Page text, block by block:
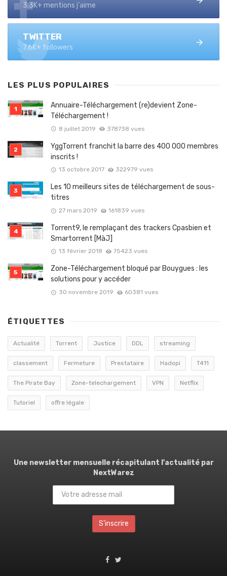
3.3K+ mentions j'aime
TWITTER
7.6K+ followers
LES PLUS POPULAIRES
Annuaire-Téléchargement (re)devient Zone-
Téléchargement !
8 juillet 2019 378738 vues
YggTorrent franchit la barre des 400 000 membres
inscrits !
13 octobre 2017 322979 vues
Les 10 meilleurs sites de téléchargement de sous-
titres
27 mars 2019 161839 vues
Torrent9, le remplaçant des trackers Cpasbien et
Smartorrent [MàJ]
13 février 2018 75423 vues
Zone-Téléchargement bloqué par Bouygues : les
solutions pour y accéder
30 novembre 2019 60381 vues
ÉTIQUETTES
Actualité Torrent Justice DDL streaming
classement Fermeture Prestataire Hadopi T411
The Pirate Bay Zone-telechargement VPN Netflix
Tutoriel offre légale
Une newsletter mensuelle récapitulant l'actualité par
NextWarez